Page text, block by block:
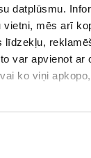
datplūsmu.
vietni, mēs arī
līdzekļu,
var apvienot ar
ko viņi
1300
19
m2
109.03